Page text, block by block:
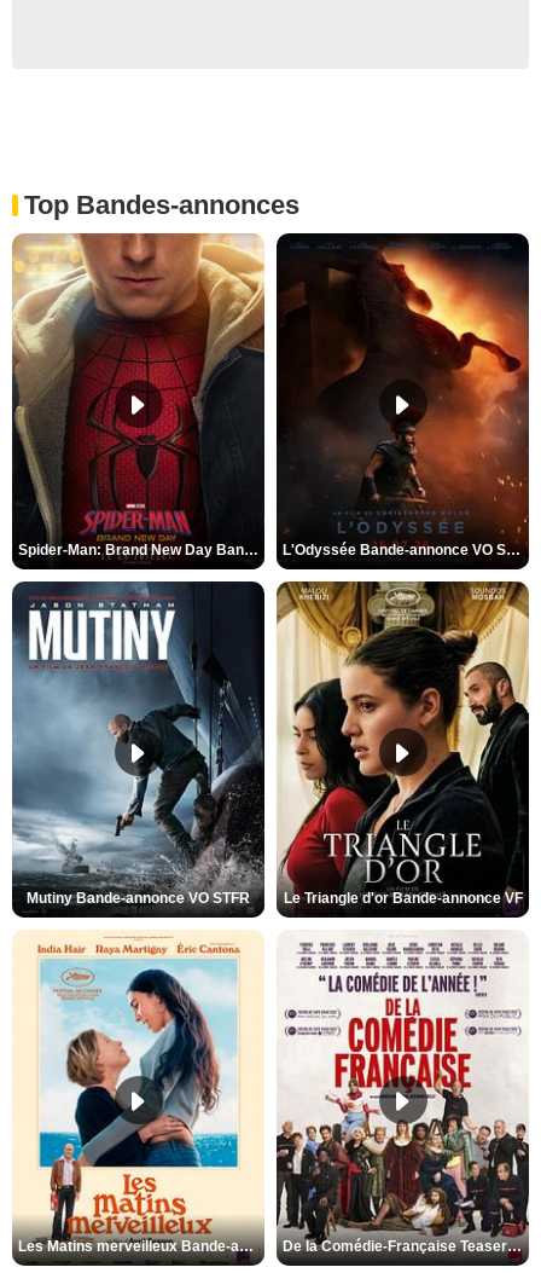
Top Bandes-annonces
Spider-Man: Brand New Day Bande-annonce VO STFR L'Odyssée Bande-annonce VO STFR
Mutiny Bande-annonce VO STFR Le Triangle d'or Bande-annonce VF
Les Matins merveilleux Bande-annonce VF De la Comédie-Française Teaser VF